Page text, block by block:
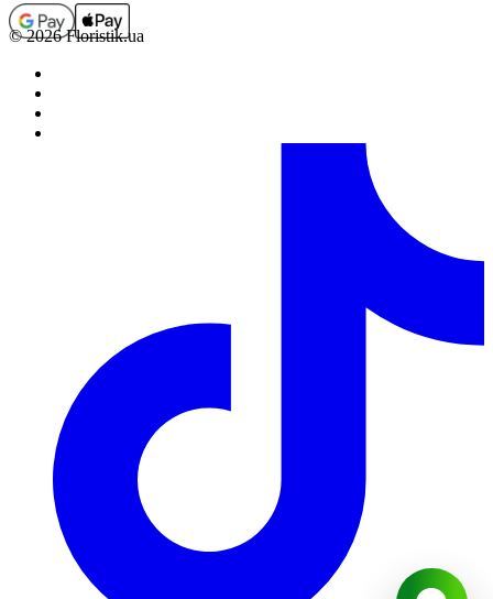
© 2026 Floristik.ua